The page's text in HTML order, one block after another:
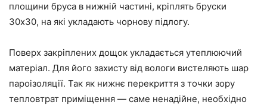
площини бруса в нижній частині, кріплять бруски
30х30, на які укладають чорнову підлогу.
Поверх закріплених дощок укладається утеплюючий
матеріал. Для його захисту від вологи вистеляють шар
пароізоляції. Так як нижнє перекриття з точки зору
тепловтрат приміщення — саме ненадійне, необхідно